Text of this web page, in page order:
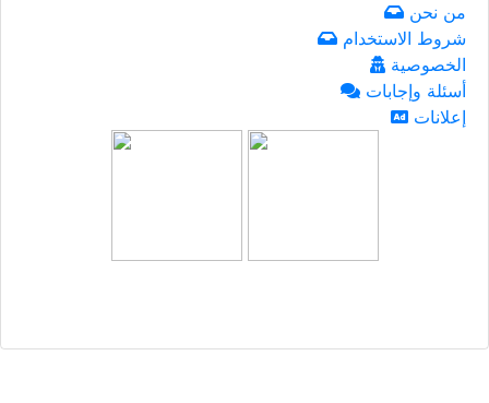
من نحن
شروط الاستخدام
الخصوصية
أسئلة وإجابات
إعلانات